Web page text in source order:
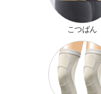
こつばん